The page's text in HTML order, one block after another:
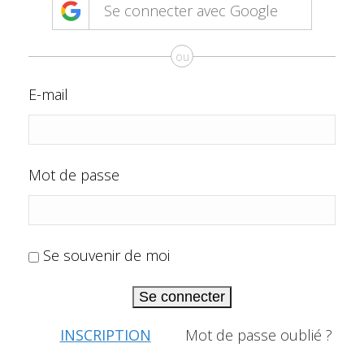
Se connecter avec Google
ou
E-mail
Mot de passe
Se souvenir de moi
Se connecter
INSCRIPTION Mot de passe oublié ?